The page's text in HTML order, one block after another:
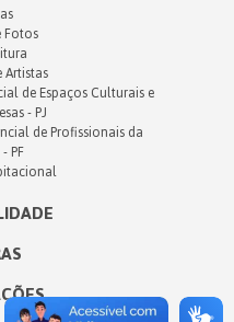
Fotos
de Espaços Culturais e
- PJ
de Profissionais da
PF